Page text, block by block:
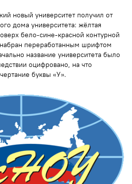
новый университет получил от
дома университета: жёлтая
бело-сине-красной контурной
переработанным шрифтом
название университета было
оцифровано, на что
буквы «У».